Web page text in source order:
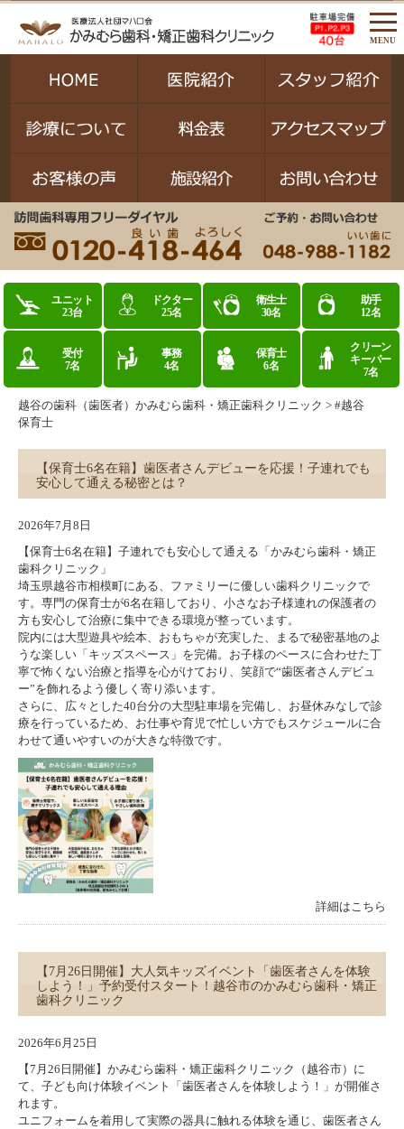
MENU
ユニット
23台
ドクター
25名
衛生士
30名
助手
12名
受付
7名
事務
4名
保育士
6名
クリーン
キーパー
7名
越谷の歯科（歯医者）かみむら歯科・矯正歯科クリニック > #越谷
保育士
【保育士6名在籍】歯医者さんデビューを応援！子連れでも
安心して通える秘密とは？
2026年7月8日
【保育士6名在籍】子連れでも安心して通える「かみむら歯科・矯正
歯科クリニック」
埼玉県越谷市相模町にある、ファミリーに優しい歯科クリニックで
す。専門の保育士が6名在籍しており、小さなお子様連れの保護者の
方も安心して治療に集中できる環境が整っています。
院内には大型遊具や絵本、おもちゃが充実した、まるで秘密基地のよ
うな楽しい「キッズスペース」を完備。お子様のペースに合わせた丁
寧で怖くない治療と指導を心がけており、笑顔で“歯医者さんデビュ
ー”を飾れるよう優しく寄り添います。
さらに、広々とした40台分の大型駐車場を完備し、お昼休みなしで診
療を行っているため、お仕事や育児で忙しい方でもスケジュールに合
わせて通いやすいのが大きな特徴です。
詳細はこちら
【7月26日開催】大人気キッズイベント「歯医者さんを体験
しよう！」予約受付スタート！越谷市のかみむら歯科・矯正
歯科クリニック
2026年6月25日
【7月26日開催】かみむら歯科・矯正歯科クリニック（越谷市）に
て、子ども向け体験イベント「歯医者さんを体験しよう！」が開催さ
れます。
ユニフォームを着用して実際の器具に触れる体験を通じ、歯医者さん